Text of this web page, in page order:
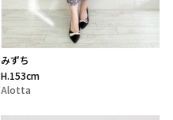
みずち
H.153cm
Alotta